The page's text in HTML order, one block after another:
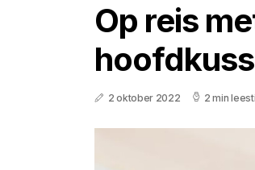
Op reis
2 oktober 2022 2 min